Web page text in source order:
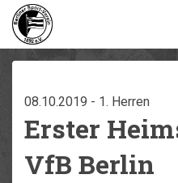
08.10.2019 - 1. Herren
Erster
VfB Berlin